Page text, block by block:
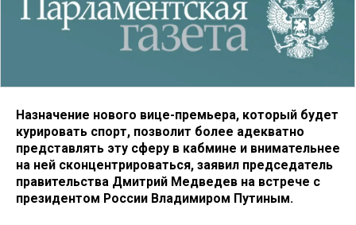
Назначение нового вице-премьера, который будет
курировать спорт, позволит более адекватно
представлять эту сферу в кабмине и внимательнее
на ней сконцентрироваться, заявил председатель
правительства Дмитрий Медведев на встрече с
президентом России Владимиром Путиным.